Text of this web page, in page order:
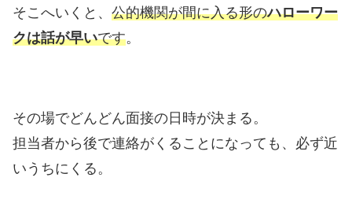
そこへいくと、 公的機関が間に入る形のハローワー
クは話が早いです。
その場でどんどん面接の日時が決まる。
担当者から後で連絡がくることになっても、必ず近
いうちにくる。